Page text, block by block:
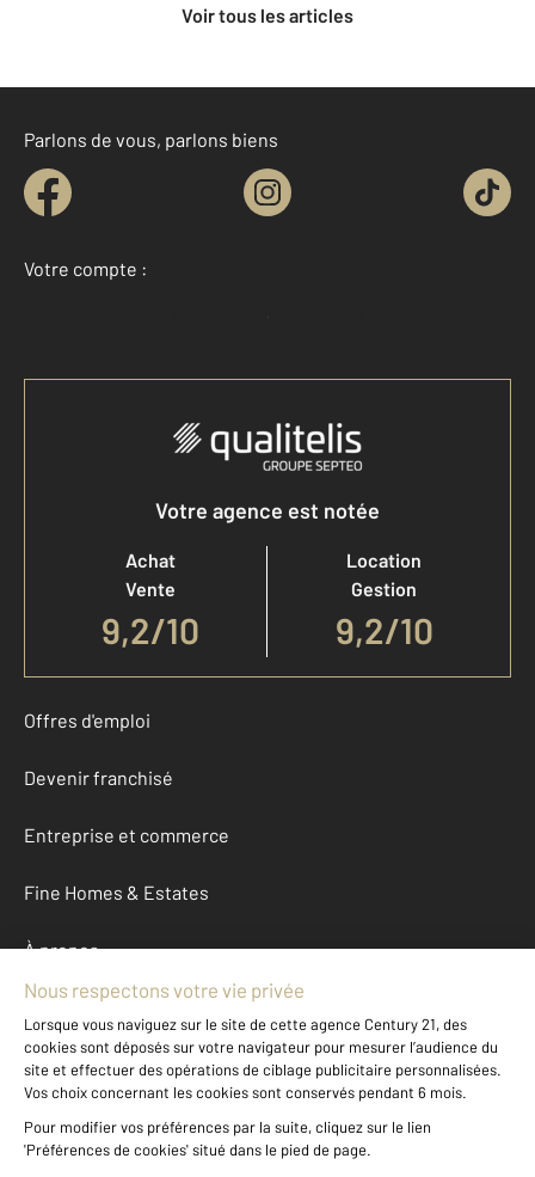
Voir tous les articles
Parlons de vous, parlons biens
Votre compte :
Accéder à mon compte
Votre agence est notée
Achat
Vente
9,2/10
Location
Gestion
9,2/10
Offres d'emploi
Devenir franchisé
Entreprise et commerce
Fine Homes & Estates
À propos
International
Nous contacter